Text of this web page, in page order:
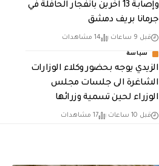
وإصابة 13 اخرين بانفجار الحافلة في
جرمانا بريف دمشق
قبل 9 ساعات 14 مشاهدات
سياسة
الزيدي يوجه بحضور وكلاء الوزارات
الشاغرة الى جلسات مجلس
الوزراء لحين تسمية وزرائها
قبل 10 ساعات 17 مشاهدات